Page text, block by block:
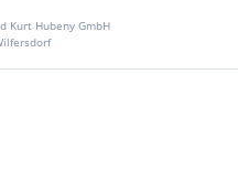
Kurt Hubeny GmbH